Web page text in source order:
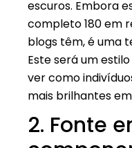
escuros. Embora
completo 180 em
blogs têm, é uma
Este será um
ver como
mais brilhantes
2. Fonte